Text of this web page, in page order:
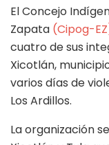
El Concejo
Zapata (Cipog-
cuatro de sus
Xicotlán,
varios días de
Los Ardillos.
La organización